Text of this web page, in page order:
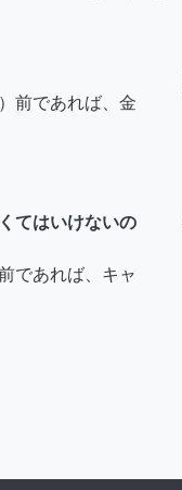
前であれば、金
てはいけないの
であれば、キャ